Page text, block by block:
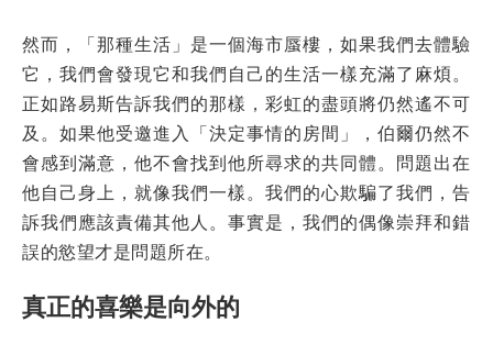
然而，「那種生活」是一個海市蜃樓，如果我們去體驗
它，我們會發現它和我們自己的生活一樣充滿了麻煩。
正如路易斯告訴我們的那樣，彩虹的盡頭將仍然遙不可
及。如果他受邀進入「決定事情的房間」，伯爾仍然不
會感到滿意，他不會找到他所尋求的共同體。問題出在
他自己身上，就像我們一樣。我們的心欺騙了我們，告
訴我們應該責備其他人。事實是，我們的偶像崇拜和錯
誤的慾望才是問題所在。
真正的喜樂是向外的